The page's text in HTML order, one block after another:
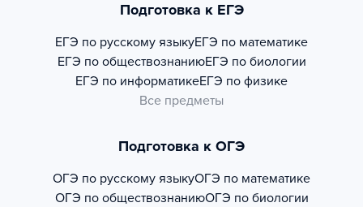
Подготовка к ЕГЭ
ЕГЭ по русскому языкуЕГЭ по математике
ЕГЭ по обществознаниюЕГЭ по биологии
ЕГЭ по информатикеЕГЭ по физике
Все предметы
Подготовка к ОГЭ
ОГЭ по русскому языкуОГЭ по математике
ОГЭ по обществознаниюОГЭ по биологии